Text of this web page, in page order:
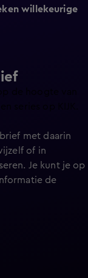
willekeurige
met daarin
of in
Je kunt je op
de